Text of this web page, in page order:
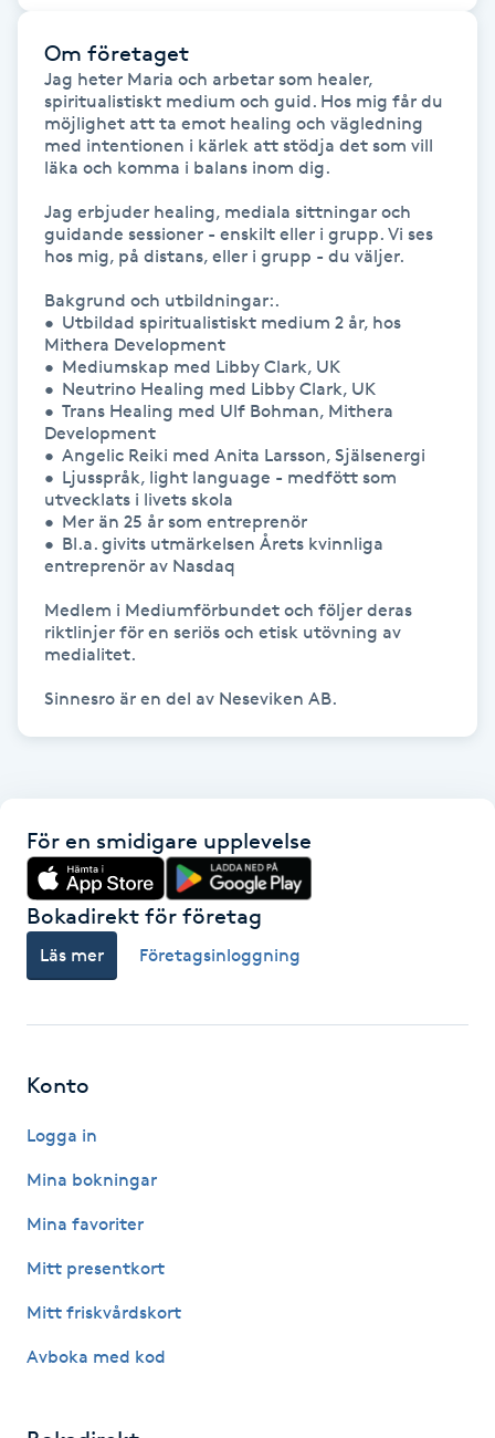
Hot Stone Massage
Hot yoga
Hudföryngring
Hudvård
Hyaluronsyra
Hyperhidros
Hypnos
Hårbottenbehandling
Hälsa
Hälsprickor
IR-massage
Japansk massage
K18
Om företaget
Jag heter Maria och arbetar som healer,
spiritualistiskt medium och guid. Hos mig får du
möjlighet att ta emot healing och vägledning
med intentionen i kärlek att stödja det som vill
läka och komma i balans inom dig.
Jag erbjuder healing, mediala sittningar och
guidande sessioner - enskilt eller i grupp. Vi ses
hos mig, på distans, eller i grupp - du väljer.
Bakgrund och utbildningar:.
•	Utbildad spiritualistiskt medium 2 år, hos
Mithera Development
•	Mediumskap med Libby Clark, UK
•	Neutrino Healing med Libby Clark, UK
•	Trans Healing med Ulf Bohman, Mithera
Development
•	Angelic Reiki med Anita Larsson, Själsenergi
•	Ljusspråk, light language - medfött som
utvecklats i livets skola
•	Mer än 25 år som entreprenör
•	Bl.a. givits utmärkelsen Årets kvinnliga
entreprenör av Nasdaq
Medlem i Mediumförbundet och följer deras
riktlinjer för en seriös och etisk utövning av
medialitet.
För en smidigare upplevelse
Bokadirekt för företag
Läs mer Företagsinloggning
Konto
Logga in
Mina bokningar
Mina favoriter
Mitt presentkort
Mitt friskvårdskort
Avboka med kod